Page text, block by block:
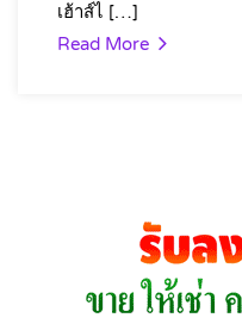
เฮ้าส์ไ […]
Read More